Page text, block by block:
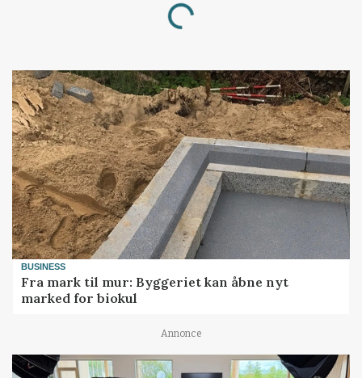
Loading...
BUSINESS
Fra mark til mur: Byggeriet kan åbne nyt
marked for biokul
Annonce